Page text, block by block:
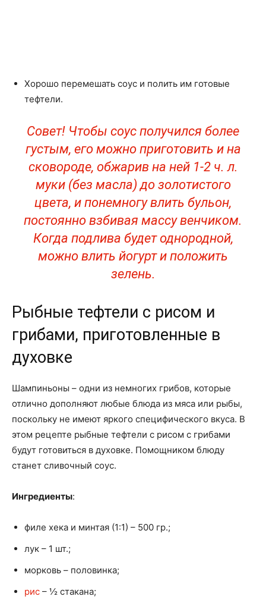
Хорошо перемешать соус и полить им готовые
тефтели.
Совет! Чтобы соус получился более
густым, его можно приготовить и на
сковороде, обжарив на ней 1-2 ч. л.
муки (без масла) до золотистого
цвета, и понемногу влить бульон,
постоянно взбивая массу венчиком.
Когда подлива будет однородной,
можно влить йогурт и положить
зелень.
Рыбные тефтели с рисом и
грибами, приготовленные в
духовке
Шампиньоны – одни из немногих грибов, которые
отлично дополняют любые блюда из мяса или рыбы,
поскольку не имеют яркого специфического вкуса. В
этом рецепте рыбные тефтели с рисом с грибами
будут готовиться в духовке. Помощником блюду
станет сливочный соус.
Ингредиенты:
филе хека и минтая (1:1) – 500 гр.;
лук – 1 шт.;
морковь – половинка;
рис – ½ стакана;